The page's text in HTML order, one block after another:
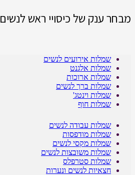
מבחר ענק של כיסויי ראש לנשים
שמלות אירועים לנשים
שמלות אלגנט
שמלות ארוכות
שמלות ברך לנשים
שמלות וינטג'
שמלות חוף
שמלות עבודה לנשים
שמלות מודפסות
שמלות מקסי לנשים
שמלות משובצות לנשים
שמלות סטרפלס
חצאיות לנשים ונערות